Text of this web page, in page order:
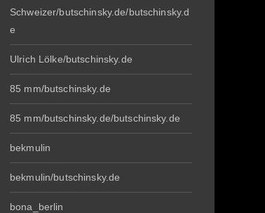
Schweizer/butschinsky.de/butschinsky.d
e
Ulrich Lölke/butschinsky.de
85 mm/butschinsky.de
85 mm/butschinsky.de/butschinsky.de
bekmulin
bekmulin/butschinsky.de
bona_berlin